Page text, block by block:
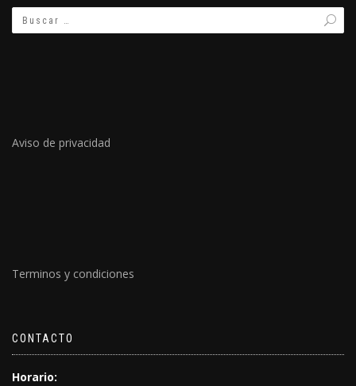
Aviso de privacidad
Terminos y condiciones
CONTACTO
Horario: